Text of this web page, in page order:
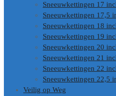
Sneeuwkettingen 17
Sneeuwkettingen 17,5
Sneeuwkettingen 18
Sneeuwkettingen 19
Sneeuwkettingen 20
Sneeuwkettingen 21
Sneeuwkettingen 22
Sneeuwkettingen 22,5
Veilig op Weg